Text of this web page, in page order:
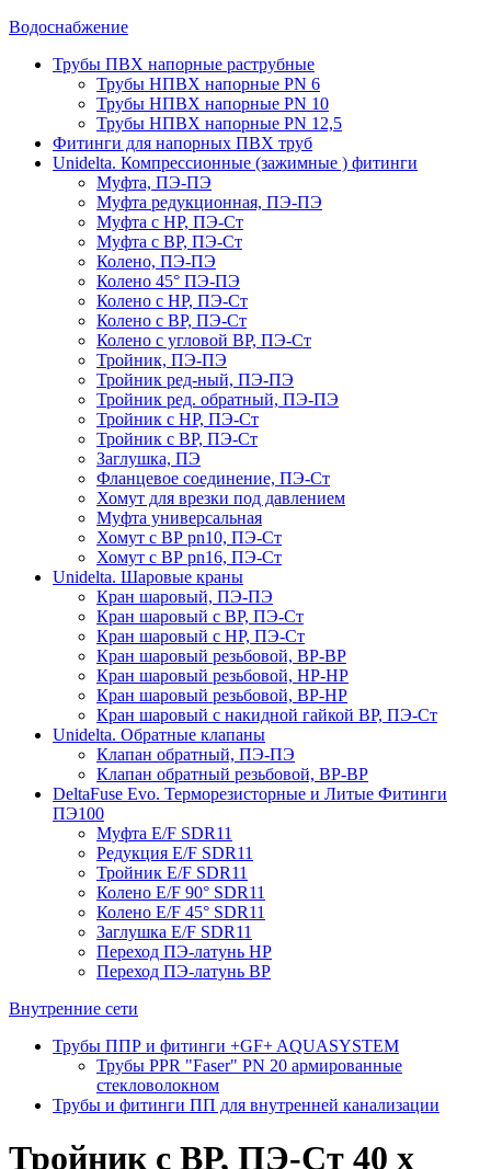
Водоснабжение
Трубы ПВХ напорные раструбные
Трубы НПВХ напорные PN 6
Трубы НПВХ напорные PN 10
Трубы НПВХ напорные PN 12,5
Фитинги для напорных ПВХ труб
Unidelta. Компрессионные (зажимные ) фитинги
Муфта, ПЭ-ПЭ
Муфта редукционная, ПЭ-ПЭ
Муфта с НР, ПЭ-Ст
Муфта с ВР, ПЭ-Ст
Колено, ПЭ-ПЭ
Колено 45° ПЭ-ПЭ
Колено с НР, ПЭ-Ст
Колено с ВР, ПЭ-Ст
Колено с угловой ВР, ПЭ-Ст
Тройник, ПЭ-ПЭ
Тройник ред-ный, ПЭ-ПЭ
Тройник ред. обратный, ПЭ-ПЭ
Тройник с НР, ПЭ-Ст
Тройник с ВР, ПЭ-Ст
Заглушка, ПЭ
Фланцевое соединение, ПЭ-Ст
Хомут для врезки под давлением
Муфта универсальная
Хомут с ВР pn10, ПЭ-Ст
Хомут с ВР pn16, ПЭ-Ст
Unidelta. Шаровые краны
Кран шаровый, ПЭ-ПЭ
Кран шаровый с ВР, ПЭ-Ст
Кран шаровый с НР, ПЭ-Ст
Кран шаровый резьбовой, ВР-ВР
Кран шаровый резьбовой, НР-НР
Кран шаровый резьбовой, ВР-НР
Кран шаровый с накидной гайкой ВР, ПЭ-Ст
Unidelta. Обратные клапаны
Клапан обратный, ПЭ-ПЭ
Клапан обратный резьбовой, ВР-ВР
DeltaFuse Evo. Терморезисторные и Литые Фитинги
ПЭ100
Муфта E/F SDR11
Редукция E/F SDR11
Тройник E/F SDR11
Колено E/F 90° SDR11
Колено E/F 45° SDR11
Заглушка E/F SDR11
Переход ПЭ-латунь НР
Переход ПЭ-латунь ВР
Внутренние сети
Трубы ППР и фитинги +GF+ AQUASYSTEM
Трубы PPR "Faser" PN 20 армированные
стекловолокном
Трубы и фитинги ПП для внутренней канализации
Тройник с ВР, ПЭ-Ст 40 х